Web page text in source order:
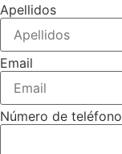
Apellidos
Email
Número de teléfono